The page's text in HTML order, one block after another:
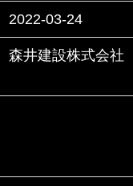
2022-03-24
森井建設株式会社